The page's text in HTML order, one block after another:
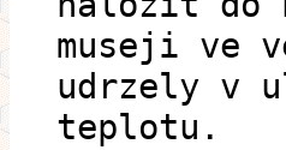
museji ve
udrzely v
teplotu.